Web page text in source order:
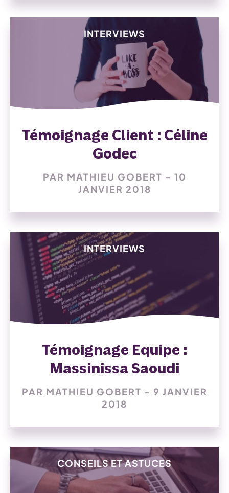
INTERVIEWS
Témoignage Client : Céline
Godec
PAR MATHIEU GOBERT - 10
JANVIER 2018
INTERVIEWS
Témoignage Equipe :
Massinissa Saoudi
PAR MATHIEU GOBERT - 9 JANVIER
2018
CONSEILS ET ASTUCES